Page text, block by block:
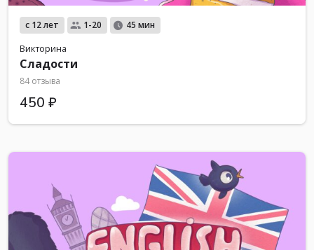
с 12 лет 1-20 45 мин
Викторина
Сладости
84 отзыва
450 ₽